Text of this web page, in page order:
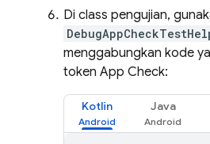
Di class pengujian,
menggabungkan kode
token App Check:
Kotlin Java